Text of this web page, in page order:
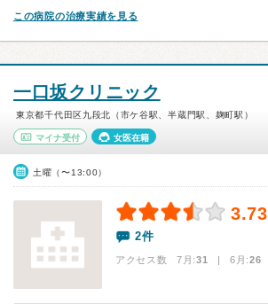
この病院の治療実績を見る
一口坂クリニック
東京都千代田区九段北（市ケ谷駅、半蔵門駅、麹町駅）
マイナ受付 女医在籍
土曜（〜13:00）
3.73
2件
アクセス数 7月:31 | 6月:26